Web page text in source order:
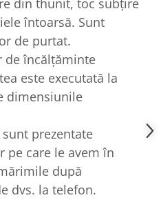
din thunit, toc subțire
întoarsă. Sunt
de purtat.
de încălțăminte
este executată la
dimensiunile
prezentate
pe care le avem în
după
dvs. la telefon.